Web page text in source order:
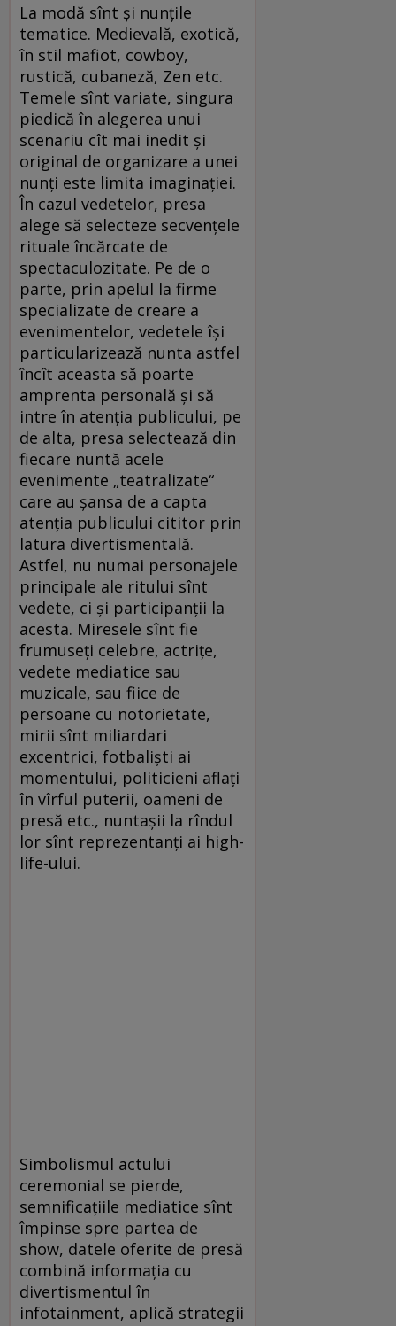
La modă sînt şi nunţile
tematice. Medievală, exotică,
în stil mafiot, cowboy,
rustică, cubaneză, Zen etc.
Temele sînt variate, singura
piedică în alegerea unui
scenariu cît mai inedit şi
original de organizare a unei
nunţi este limita imaginaţiei.
În cazul vedetelor, presa
alege să selecteze secvenţele
rituale încărcate de
spectaculozitate. Pe de o
parte, prin apelul la firme
specializate de creare a
evenimentelor, vedetele îşi
particularizează nunta astfel
încît aceasta să poarte
amprenta personală şi să
intre în atenţia publicului, pe
de alta, presa selectează din
fiecare nuntă acele
evenimente „teatralizate“
care au şansa de a capta
atenţia publicului cititor prin
latura divertismentală.
Astfel, nu numai personajele
principale ale ritului sînt
vedete, ci şi participanţii la
acesta. Miresele sînt fie
frumuseţi celebre, actriţe,
vedete mediatice sau
muzicale, sau fiice de
persoane cu notorietate,
mirii sînt miliardari
excentrici, fotbalişti ai
momentului, politicieni aflaţi
în vîrful puterii, oameni de
presă etc., nuntaşii la rîndul
lor sînt reprezentanţi ai high-
life-ului.
Simbolismul actului
ceremonial se pierde,
semnificaţiile mediatice sînt
împinse spre partea de
show, datele oferite de presă
combină informaţia cu
divertismentul în
infotainment, aplică strategii